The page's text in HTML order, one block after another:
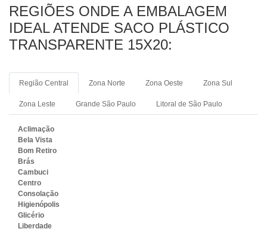
REGIÕES ONDE A EMBALAGEM
IDEAL ATENDE SACO PLÁSTICO
TRANSPARENTE 15X20:
Região Central Zona Norte Zona Oeste Zona Sul
Zona Leste Grande São Paulo Litoral de São Paulo
Aclimação
Bela Vista
Bom Retiro
Brás
Cambuci
Centro
Consolação
Higienópolis
Glicério
Liberdade